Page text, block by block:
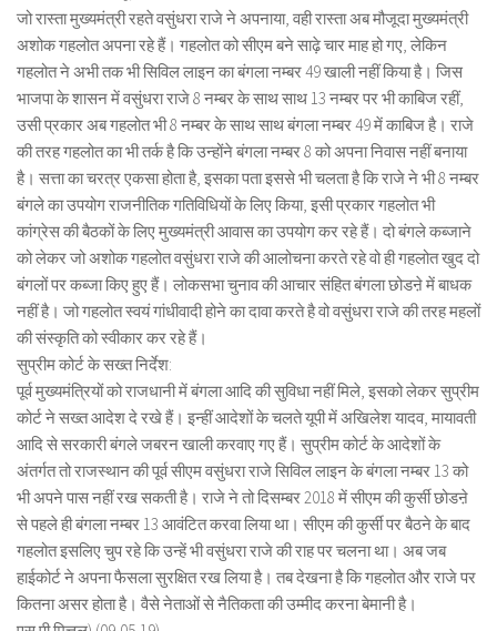
जो रास्ता मुख्यमंत्री रहते वसुंधरा राजे ने अपनाया, वही रास्ता अब मौजूदा मुख्यमंत्री
अशोक गहलोत अपना रहे हैं। गहलोत को सीएम बने साढ़े चार माह हो गए, लेकिन
गहलोत ने अभी तक भी सिविल लाइन का बंगला नम्बर 49 खाली नहीं किया है। जिस
भाजपा के शासन में वसुंधरा राजे 8 नम्बर के साथ साथ 13 नम्बर पर भी काबिज रहीं,
उसी प्रकार अब गहलोत भी 8 नम्बर के साथ साथ बंगला नम्बर 49 में काबिज है। राजे
की तरह गहलोत का भी तर्क है कि उन्होंने बंगला नम्बर 8 को अपना निवास नहीं बनाया
है। सत्ता का चरत्र एकसा होता है, इसका पता इससे भी चलता है कि राजे ने भी 8 नम्बर
बंगले का उपयोग राजनीतिक गतिविधियों के लिए किया, इसी प्रकार गहलोत भी
कांग्रेस की बैठकों के लिए मुख्यमंत्री आवास का उपयोग कर रहे हैं। दो बंगले कब्जाने
को लेकर जो अशोक गहलोत वसुंधरा राजे की आलोचना करते रहे वो ही गहलोत खुद दो
बंगलों पर कब्जा किए हुए हैं। लोकसभा चुनाव की आचार संहित बंगला छोडऩे में बाधक
नहीं है। जो गहलोत स्वयं गांधीवादी होने का दावा करते है वो वसुंधरा राजे की तरह महलों
की संस्कृति को स्वीकार कर रहे हैं।
सुप्रीम कोर्ट के सख्त निर्देश:
पूर्व मुख्यमंत्रियों को राजधानी में बंगला आदि की सुविधा नहीं मिले, इसको लेकर सुप्रीम
कोर्ट ने सख्त आदेश दे रखे हैं। इन्हीं आदेशों के चलते यूपी में अखिलेश यादव, मायावती
आदि से सरकारी बंगले जबरन खाली करवाए गए हैं। सुप्रीम कोर्ट के आदेशों के
अंतर्गत तो राजस्थान की पूर्व सीएम वसुंधरा राजे सिविल लाइन के बंगला नम्बर 13 को
भी अपने पास नहीं रख सकती है। राजे ने तो दिसम्बर 2018 में सीएम की कुर्सी छोडऩे
से पहले ही बंगला नम्बर 13 आवंटित करवा लिया था। सीएम की कुर्सी पर बैठने के बाद
गहलोत इसलिए चुप रहे कि उन्हें भी वसुंधरा राजे की राह पर चलना था। अब जब
हाईकोर्ट ने अपना फैसला सुरक्षित रख लिया है। तब देखना है कि गहलोत और राजे पर
कितना असर होता है। वैसे नेताओं से नैतिकता की उम्मीद करना बेमानी है।